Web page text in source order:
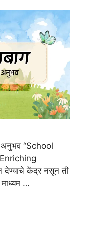
अनुभव “School
देण्याचे केंद्र नसून ती
माध्यम …